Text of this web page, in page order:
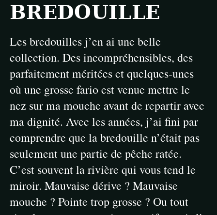
BREDOUILLE
Les bredouilles j’en ai une belle
collection. Des incompréhensibles, des
parfaitement méritées et quelques-unes
où une grosse fario est venue mettre le
nez sur ma mouche avant de repartir avec
ma dignité. Avec les années, j’ai fini par
comprendre que la bredouille n’était pas
seulement une partie de pêche ratée.
C’est souvent la rivière qui vous tend le
miroir. Mauvaise dérive ? Mauvaise
mouche ? Pointe trop grosse ? Ou tout